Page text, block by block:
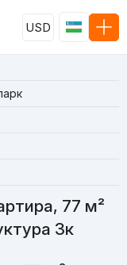
USD
77 м²
3к